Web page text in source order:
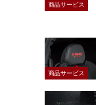
商品サービス
商品サービス